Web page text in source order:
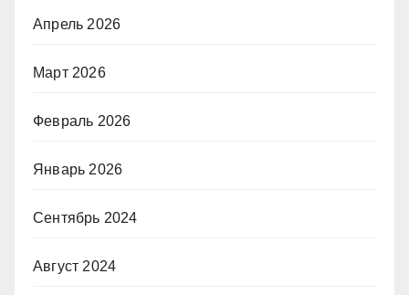
Апрель 2026
Март 2026
Февраль 2026
Январь 2026
Сентябрь 2024
Август 2024